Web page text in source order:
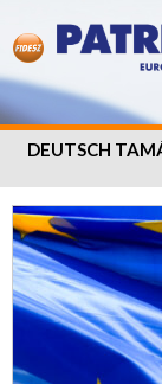
DEUTSCH